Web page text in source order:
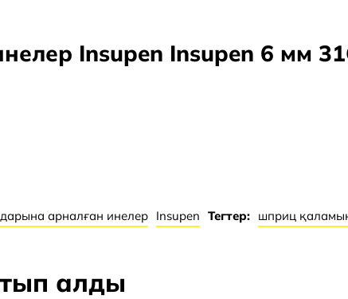
100 дана пакетте
Insupen Insupen 6 мм
арналған инелер Insupen Тегтер: шприц
алды